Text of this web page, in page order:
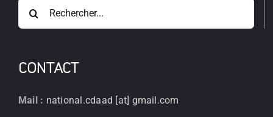
CONTACT
Mail : national.cdaad [at] gmail.com